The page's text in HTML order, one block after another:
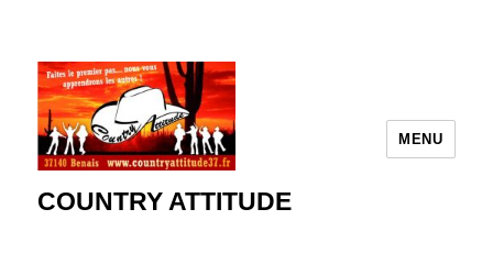
COUNTRY ATTITUDE
MENU